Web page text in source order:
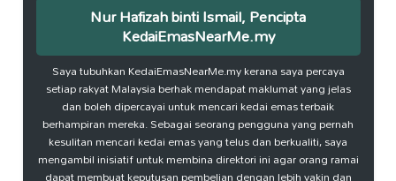
Nur Hafizah binti Ismail, Pencipta
KedaiEmasNearMe.my
Saya tubuhkan KedaiEmasNearMe.my kerana saya percaya
setiap rakyat Malaysia berhak mendapat maklumat yang jelas
dan boleh dipercayai untuk mencari kedai emas terbaik
berhampiran mereka. Sebagai seorang pengguna yang pernah
kesulitan mencari kedai emas yang telus dan berkualiti, saya
mengambil inisiatif untuk membina direktori ini agar orang ramai